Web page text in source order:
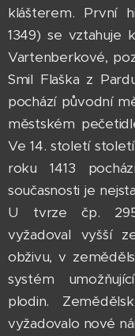
klášterem. První
1349) se vztahuje
Vartenberkové,
Smil Flaška z
pochází původní
městském
Ve 14. století
roku 1413
současnosti je
U tvrze čp.
vyžadoval vyšší
obživu, v
systém
plodin.
vyžadovalo nové